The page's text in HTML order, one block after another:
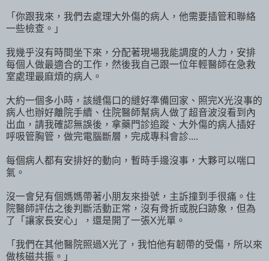
「你跟我來，我們去處理大外傷的病人，他需要插管和聯絡
一些檢查。」
我幾乎沒有時間坐下來，分配著現場我能調度的人力，安排
每個人做最適合的工作，然後我自己跟一位年輕醫師在急救
室處理最麻煩的病人。
大約一個多小時，該縫傷口的縫好準備回家、照完X光沒事的
病人也辦好離院手續、住院醫師幫病人做了超音波沒看到內
出血，請我確認無誤後，拿藥門診追蹤、大外傷的病人插好
呼吸管胸管，做完電腦斷層，完成專科會診....
每個病人都有安排好的動向，暫時手邊沒事，大夥可以喘口
氣。
沒一會兒有個媽媽帶著小朋友來掛號，主訴撞到手很痛。住
院醫師評估之後判斷活動正常，沒有骨折或脫臼跡象，但為
了「讓家長安心」，還是開了一張X光單。
「我們在其他醫院照過X光了，我怕他有韌帶的受傷，所以來
做核磁共振。」